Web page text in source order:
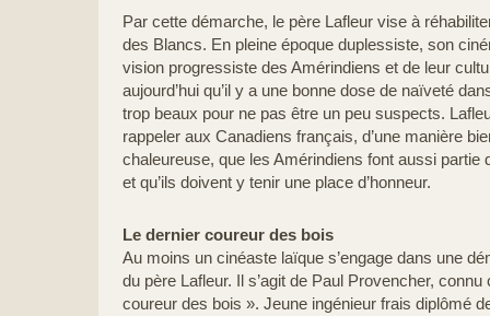
Par cette démarche, le père Lafleur vise à
des Blancs. En pleine époque duplessiste, son
vision progressiste des Amérindiens et de leur
aujourd’hui qu’il y a une bonne dose de naïveté
trop beaux pour ne pas être un peu suspects.
rappeler aux Canadiens français, d’une manière
chaleureuse, que les Amérindiens font aussi partie
et qu’ils doivent y tenir une place d’honneur.
Le dernier coureur des bois
Au moins un cinéaste laïque s’engage dans une
du père Lafleur. Il s’agit de Paul Provencher,
coureur des bois ». Jeune ingénieur frais diplômé